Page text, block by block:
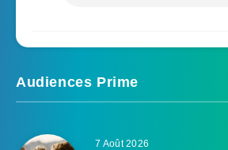
Audiences Prime
7 Août 2026